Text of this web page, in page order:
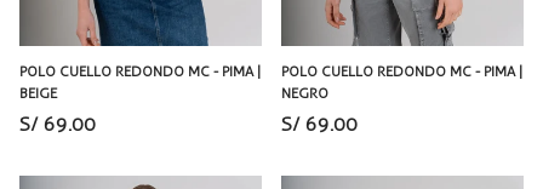
POLO CUELLO REDONDO MC - PIMA |
BEIGE
S/ 69.00
POLO CUELLO REDONDO MC - PIMA |
NEGRO
S/ 69.00